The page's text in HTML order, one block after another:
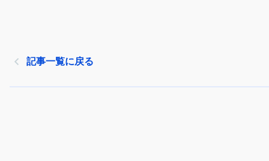
記事一覧に戻る